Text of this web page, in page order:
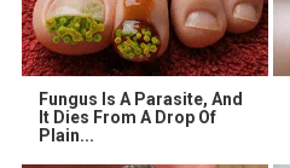
Fungus Is A Parasite, And
It Dies From A Drop Of
Plain...